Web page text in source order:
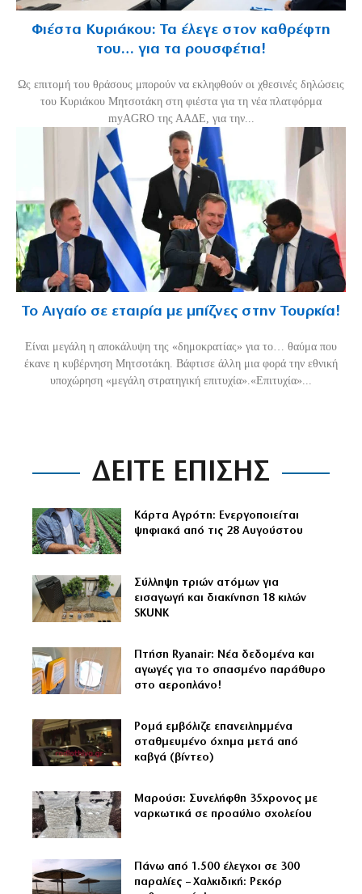
Φιέστα Κυριάκου: Τα έλεγε στον καθρέφτη
του… για τα ρουσφέτια!
Ως επιτομή του θράσους μπορούν να εκληφθούν οι χθεσινές δηλώσεις
του Κυριάκου Μητσοτάκη στη φιέστα για τη νέα πλατφόρμα
myAGRO της ΑΑΔΕ, για την...
Το Αιγαίο σε εταιρία με μπίζνες στην Τουρκία!
Είναι μεγάλη η αποκάλυψη της «δημοκρατίας» για το… θαύμα που
έκανε η κυβέρνηση Μητσοτάκη. Βάφτισε άλλη μια φορά την εθνική
υποχώρηση «μεγάλη στρατηγική επιτυχία».«Επιτυχία»...
ΔΕΙΤΕ ΕΠΙΣΗΣ
Κάρτα Αγρότη: Ενεργοποιείται
ψηφιακά από τις 28 Αυγούστου
Σύλληψη τριών ατόμων για
εισαγωγή και διακίνηση 18 κιλών
SKUNK
Πτήση Ryanair: Νέα δεδομένα και
αγωγές για το σπασμένο παράθυρο
στο αεροπλάνο!
Ρομά εμβόλιζε επανειλημμένα
σταθμευμένο όχημα μετά από
καβγά (βίντεο)
Μαρούσι: Συνελήφθη 35χρονος με
ναρκωτικά σε προαύλιο σχολείου
Πάνω από 1.500 έλεγχοι σε 300
παραλίες – Χαλκιδική: Ρεκόρ